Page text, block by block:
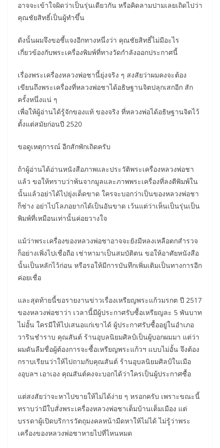
อาจจะเข้าใจผิดว่าเป็นรุ่นเดียวกัน หรือคิดลามปามเลยเถิดไปว่า
คุณชัยสิทธิ์เป็นผู้ทำขึ้น
ดังนั้นผมจึงขอชี้แจงอีกทางหนึ่งว่า คุณชัยสิทธิ์ไม่มีอะไร
เกี่ยวข้องกับพระเครื่องพิมพ์ที่ทางวัดกำลังออกประกาศนี้
เรื่องพระเครื่องหลวงพ่อชานี้ยุ่งจริง ๆ สงสัยว่าผมคงจะต้อง
เขียนถึงพระเครื่องที่หลวงพ่อชาได้อธิษฐานจิตปลุกเสกอีก สัก
ครั้งหนึ่งแน่ ๆ
เพื่อให้ผู้อ่านได้รู้จักของแท้ ของจริง ที่หลวงพ่อได้อธิษฐานจิตไว้
ตั้งแต่สมัยก่อนปี 2520
ขอดูเหตุการณ์ อีกสักพักเถิดครับ
ถ้าผู้อ่านได้อ่านหนังสือภาพและประวัติพระเครื่องหลวงพ่อชา
แล้ว ขอให้ทราบว่าพ้นจากมูลและภาพพระเครื่องที่ลงตีพิมพ์ใน
นั้นแล้วอย่าได้ไปยุ่งเด็ดขาด ใครจะบอกว่าเป็นของหลวงพ่อชา
ก็ช่าง อย่าไปโลภอยากได้เป็นอันขาด เว้นแต่ว่าเห็นเป็นรุ่นเป็น
พิมพ์ที่เหมือนเท่านั้นค่อยวางใจ
แม้ว่าพระเครื่องของหลวงพ่อชาอาจจะยังมีหลงเหลือตกสำรวจ
ก็อย่างเพิ่งไปเชื่อถือ เช่าหามาเป็นสมบัติตน ขอให้อาศัยหนังสือ
นั้นเป็นหลักไว้ก่อน หรือรอให้มีการบันทึกเพิ่มเติมเป็นทางการอีก
ค่อยเชื่อ
และสุดท้ายนี้ขอรายงานข่าวเรื่องเหรียญพระแก้วมรกต ปี 2517
ของหลวงพ่อชาว่า เวลานี้มีผู้ประกาศรับซื้อเหรียญละ 5 พันบาท
ไม่อั้น ใครมีให้ไปเสนอแก่เขาได้ ผู้ประกาศรับซื้ออยู่ในอำเภอ
วารินชำราบ คุณสันต์ ร้านอุบลนิยมศิลป์เป็นผู้บอกผมมา แต่ว่า
ผมดันลืมชื่อผู้ต้องการจะซื้อเหรียญพระแก้วฯ แบบไม่อั้น จึงต้อง
กราบเรียนว่าให้ไปถามกับคุณสันต์ ร้านอุบลนิยมศิลป์ในเมือ
งอุบลฯ เอาเอง คุณสันต์คงจะบอกได้ว่าใครเป็นผู้ประกาศซื้อ
แต่สงสัยว่าจะหาไปขายให้ไม่ได้ง่าย ๆ หรอกครับ เพราะขณะนี้
ทราบว่ามีใบสั่งพระเครื่องหลวงพ่อชาเต็มบ้านเต็มเมือง แต่
บรรดาผู้เปิดบริการวัตถุมงคลหน้ามืดหาให้ไม่ได้ ไม่รู้ว่าพระ
เครื่องของหลวงพ่อชาหายไปที่ไหนหมด